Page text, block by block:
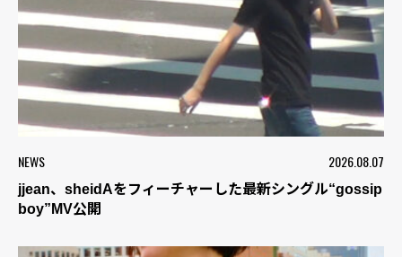
NEWS 2026.08.07
jjean、sheidAをフィーチャーした最新シングル“gossip
boy”MV公開